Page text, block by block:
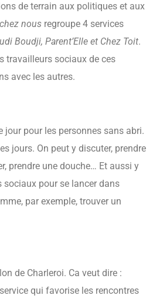
de terrain aux politiques et aux
nous regroupe 4 services
Boudji, Parent’Elle et Chez Toit.
travailleurs sociaux de ces
avec les autres.
jour pour les personnes sans abri.
jours. On peut y discuter, prendre
prendre une douche… Et aussi y
sociaux pour se lancer dans
par exemple, trouver un
de Charleroi. Ca veut dire :
qui favorise les rencontres